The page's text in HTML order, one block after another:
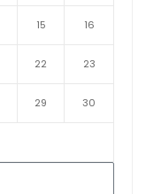
15 16
22 23
29 30